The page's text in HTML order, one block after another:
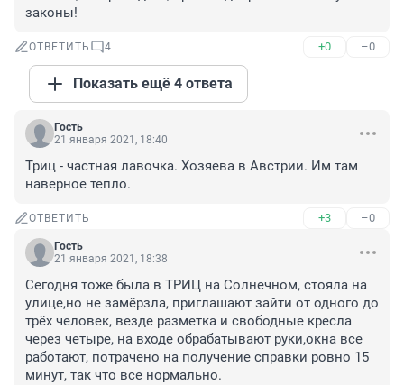
законы!
ОТВЕТИТЬ 4 +0 –0
Показать ещё 4 ответа
Гость
21 января 2021, 18:40
Триц - частная лавочка. Хозяева в Австрии. Им там
наверное тепло.
ОТВЕТИТЬ +3 –0
Гость
21 января 2021, 18:38
Сегодня тоже была в ТРИЦ на Солнечном, стояла на
улице,но не замёрзла, приглашают зайти от одного до
трёх человек, везде разметка и свободные кресла
через четыре, на входе обрабатывают руки,окна все
работают, потрачено на получение справки ровно 15
минут, так что все нормально.